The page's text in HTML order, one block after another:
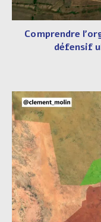
Comprendre
défensif